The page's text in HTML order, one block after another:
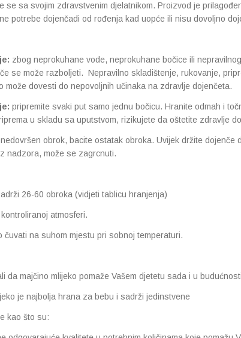
se sa svojim zdravstvenim djelatnikom. Proizvod je
potrebe dojenčadi od rođenja kad uopće ili nisu dovoljno
zbog neprokuhane vode, neprokuhane bočice ili
se može razboljeti. Nepravilno skladištenje, rukovanje,
može dovesti do nepovoljnih učinaka na zdravlje dojenčeta.
pripremite svaki put samo jednu bočicu. Hranite odmah i
u skladu sa uputstvom, rizikujete da oštetite zdravlje
obrok, bacite ostatak obroka. Uvijek držite dojenče
nadzora, može se zagrcnuti.
26-60 obroka (vidjeti tablicu hranjenja)
atmosferi.
čuvati na suhom mjestu pri sobnoj temperaturi.
da majčino mlijeko pomaže Vašem djetetu sada i u
je najbolja hrana za bebu i sadrži jedinstvene
kao što su: